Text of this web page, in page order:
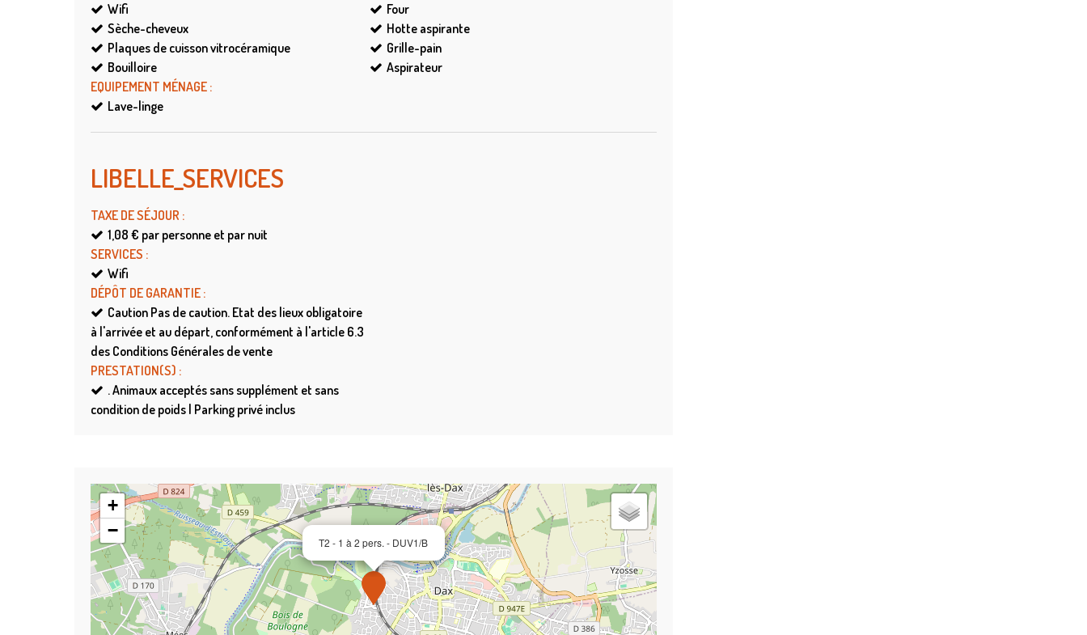
Wifi
Four
Sèche-cheveux
Hotte aspirante
Plaques de cuisson vitrocéramique
Grille-pain
Bouilloire
Aspirateur
EQUIPEMENT MÉNAGE :
Lave-linge
LIBELLE_SERVICES
TAXE DE SÉJOUR :
1,08 € par personne et par nuit
SERVICES :
Wifi
DÉPÔT DE GARANTIE :
Caution Pas de caution. Etat des lieux obligatoire
à l'arrivée et au départ, conformément à l'article 6.3
des Conditions Générales de vente
PRESTATION(S) :
.Animaux acceptés sans supplément et sans
condition de poids | Parking privé inclus
T2 - 1 à 2 pers. - DUV1/B
+
−